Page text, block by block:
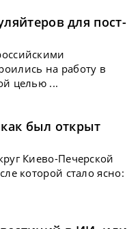
для пост-
на работу в
целью ...
был открыт
Киево-Печерской
которой стало ясно: